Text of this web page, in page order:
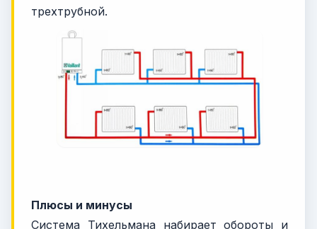
трехтрубной.
Плюсы и минусы
Система Тихельмана набирает обороты и